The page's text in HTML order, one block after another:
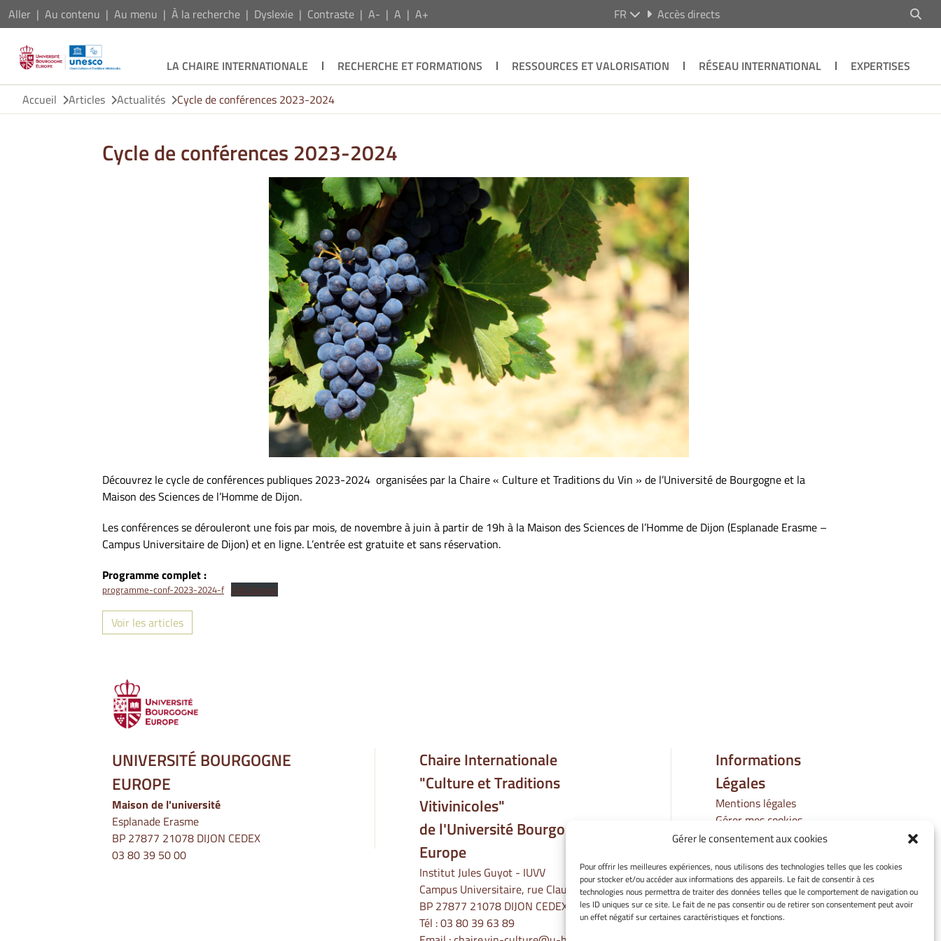
Gérer le consentement aux cookies
Pour offrir les meilleures expériences, nous utilisons des technologies telles que les cookies
pour stocker et/ou accéder aux informations des appareils. Le fait de consentir à ces
technologies nous permettra de traiter des données telles que le comportement de navigation ou
les ID uniques sur ce site. Le fait de ne pas consentir ou de retirer son consentement peut avoir
un effet négatif sur certaines caractéristiques et fonctions.
Aller Au contenu Au menu À la recherche Dyslexie Contraste A- A A+ FR Accès directs
LA CHAIRE INTERNATIONALE RECHERCHE ET FORMATIONS RESSOURCES ET VALORISATION RÉSEAU INTERNATIONAL
EXPERTISES
Accueil
Articles Actualités Cycle de conférences 2023-2024
Cycle de conférences 2023-2024
Découvrez le cycle de conférences publiques 2023-2024 organisées par la Chaire « Culture et Traditions du Vin » de l’Université de Bourgogne et la
Maison des Sciences de l’Homme de Dijon.
Les conférences se dérouleront une fois par mois, de novembre à juin à partir de 19h à la Maison des Sciences de l’Homme de Dijon (Esplanade Erasme –
Campus Universitaire de Dijon) et en ligne. L’entrée est gratuite et sans réservation.
Programme complet :
programme-conf-2023-2024-f Télécharger
Voir les articles
UNIVERSITÉ BOURGOGNE
EUROPE
Maison de l'université
Esplanade Erasme
BP 27877 21078 DIJON CEDEX
03 80 39 50 00
Chaire Internationale
"Culture et Traditions
Vitivinicoles"
de l'Université Bourgogne
Europe
Institut Jules Guyot - IUVV
Campus Universitaire, rue Claude Ladrey
BP 27877 21078 DIJON CEDEX
Tél :03 80 39 63 89
Informations
Légales
Mentions légales
Gérer mes cookies
Politique de cookies
confidentialité
Avertissement